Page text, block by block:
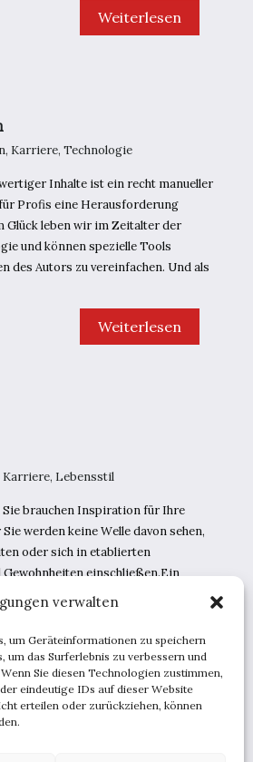
verwalten
um Geräteinformationen zu speichern
das Surferlebnis zu verbessern und
Sie diesen Technologien zustimmen,
eindeutige IDs auf dieser Website
erteilen oder zurückziehen, können
Welche
Pflanzen
Weiterlesen
, Karriere, Technologie
Inhalte ist ein recht manueller
Profis eine Herausforderung
Glück leben wir im Zeitalter der
und können spezielle Tools
des Autors zu vereinfachen. Und als
10
großartige
Weiterlesen
Karriere, Lebensstil
brauchen Inspiration für Ihre
werden keine Welle davon sehen,
oder sich in etablierten
einschließen.Ein
bei der Entwicklung von
Wie
man
eine
kreative
Blockade
Weiterlesen